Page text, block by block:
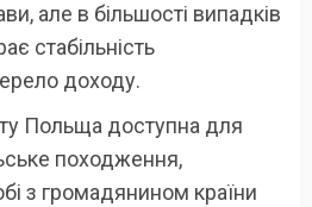
але в більшості випадків
стабільність
доходу.
Польща доступна для
походження,
з громадянином країни